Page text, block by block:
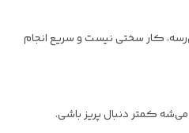
کار سختی نیست و سریع انجام
کمتر دنبال پریز باشی.